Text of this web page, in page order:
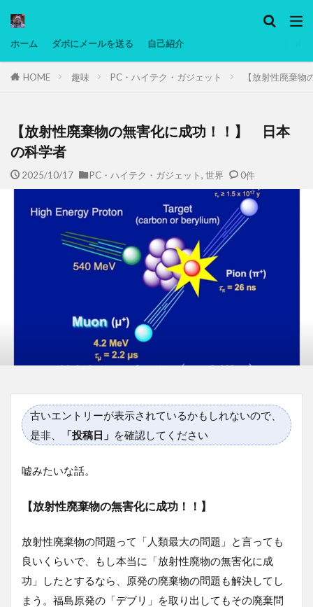
ホーム ダボにメールを送る 自己紹介
HOME 趣味 PC・ハイテク・ガジェット 【放射性廃棄
【放射性廃棄物の無害化に成功！！】 日本
の科学者
2025/10/17 PC・ハイテク・ガジェット, 世界 0件
古いエントリーが表示されているかもしれないので、
是非、
「投稿日」 を確認してください
嘘みたいな話。
【放射性廃棄物の無害化に成功！！】
放射性廃棄物の問題って「人類最大の問題」と言っても
良いくらいで、もし本当に「放射性廃物の無害化に成
功」したとするなら、原発の廃棄物の問題も解決してし
まう。福島原発の「デブリ」を取り出してもその廃棄問
タグ
マレーシア動画
ヨーグルト
低温調理・スロークッカー
備忘録
動画 日本人村社会 脱水シート
検索